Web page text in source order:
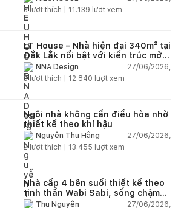
3lượt thích | 11.139 lượt xem
LT House – Nhà hiện đại 340m² tại
Đắk Lắk nổi bật với kiến trúc mở
và hệ sân vườn kết nối thiên
nhiên
NNA Design
27/06/2026,
3lượt thích | 12.840 lượt xem
Ngôi nhà không cần điều hòa nhờ
thiết kế theo khí hậu
Nguyễn Thu Hằng
27/06/2026,
2lượt thích | 13.455 lượt xem
Nhà cấp 4 bên suối thiết kế theo
tinh thần Wabi Sabi, sống chậm
giữa thiên nhiên
Thu Nguyễn
27/06/2026,